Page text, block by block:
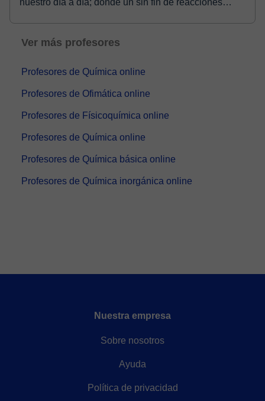
nuestro día a día; donde un sin fin de reacciones
Ver más profesores
Profesores de Química online
Profesores de Ofimática online
Profesores de Físicoquímica online
Profesores de Química online
Profesores de Química básica online
Profesores de Química inorgánica online
Nuestra empresa
Sobre nosotros
Ayuda
Política de privacidad